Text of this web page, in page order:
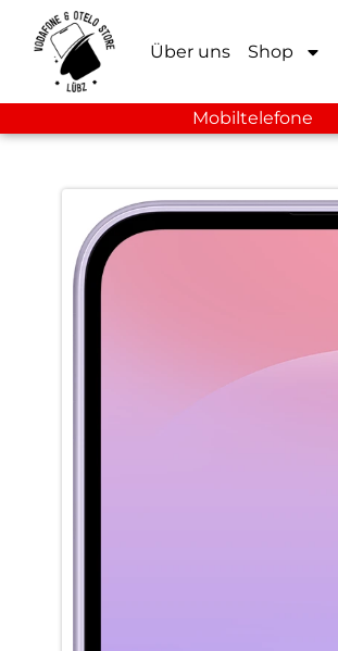
Über uns Shop
Mobiltelefone